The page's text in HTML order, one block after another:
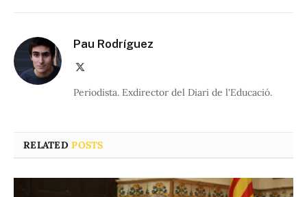
Pau Rodríguez
Periodista. Exdirector del Diari de l'Educació.
RELATEDPOSTS